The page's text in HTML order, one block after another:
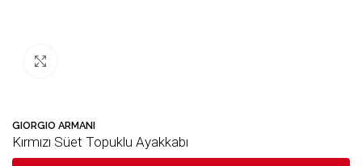
GIORGIO ARMANI
Kırmızı Süet Topuklu Ayakkabı